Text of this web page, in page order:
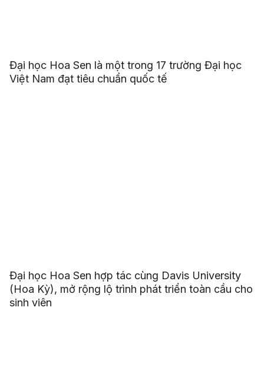
Đại học Hoa Sen là một trong 17 trường Đại học
Việt Nam đạt tiêu chuẩn quốc tế
Đại học Hoa Sen hợp tác cùng Davis University
(Hoa Kỳ), mở rộng lộ trình phát triển toàn cầu cho
sinh viên